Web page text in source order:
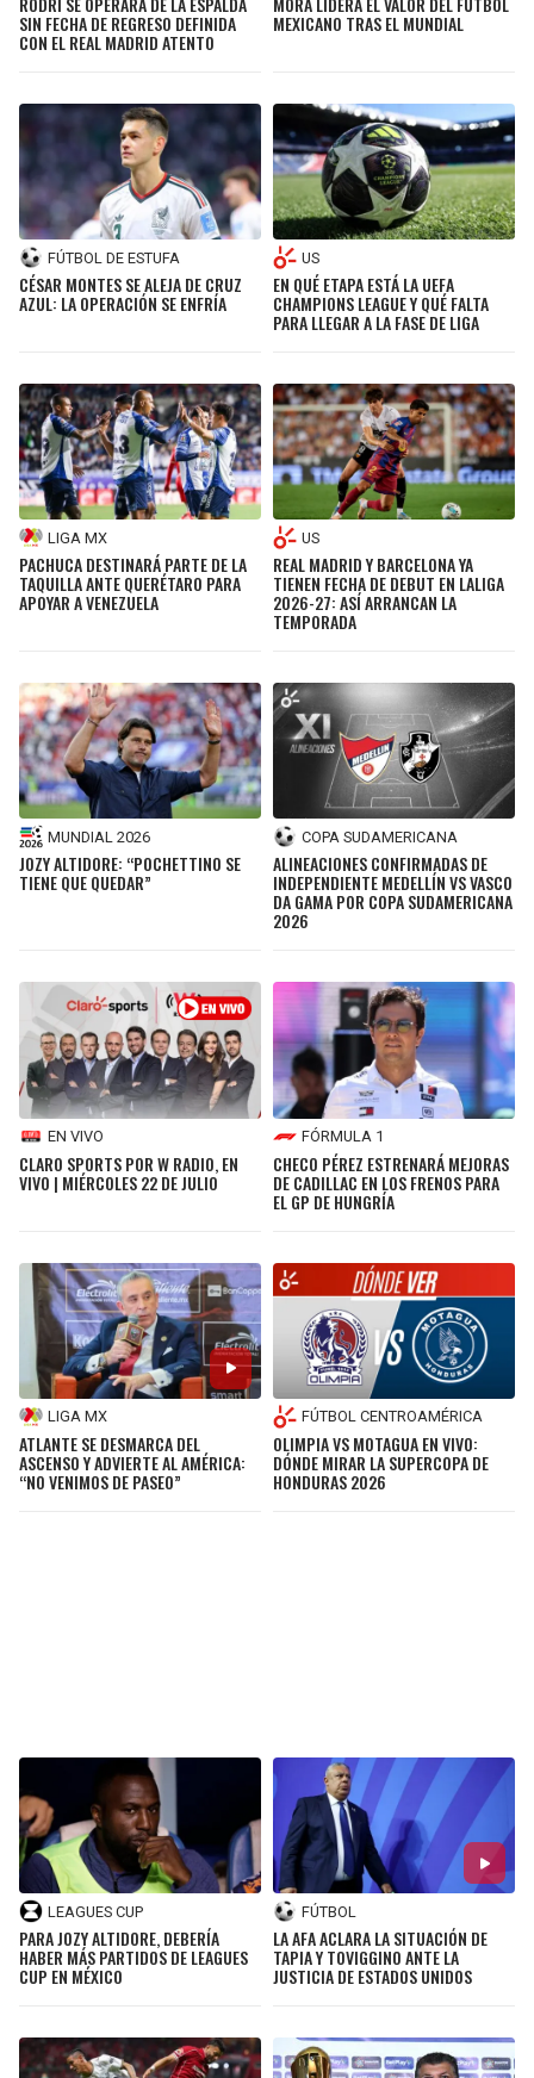
SIN FECHA DE REGRESO DEFINIDA
CON EL REAL MADRID ATENTO
MEXICANO TRAS EL MUNDIAL
FÚTBOL DE ESTUFA
CÉSAR MONTES SE ALEJA DE CRUZ
AZUL: LA OPERACIÓN SE ENFRÍA
US
EN QUÉ ETAPA ESTÁ LA UEFA
CHAMPIONS LEAGUE Y QUÉ FALTA
PARA LLEGAR A LA FASE DE LIGA
LIGA MX
PACHUCA DESTINARÁ PARTE DE LA
TAQUILLA ANTE QUERÉTARO PARA
APOYAR A VENEZUELA
US
REAL MADRID Y BARCELONA YA
TIENEN FECHA DE DEBUT EN LALIGA
2026-27: ASÍ ARRANCAN LA
TEMPORADA
MUNDIAL 2026
JOZY ALTIDORE: “POCHETTINO SE
TIENE QUE QUEDAR”
COPA SUDAMERICANA
ALINEACIONES CONFIRMADAS DE
INDEPENDIENTE MEDELLÍN VS VASCO
DA GAMA POR COPA SUDAMERICANA
2026
EN VIVO
CLARO SPORTS POR W RADIO, EN
VIVO | MIÉRCOLES 22 DE JULIO
FÓRMULA 1
CHECO PÉREZ ESTRENARÁ MEJORAS
DE CADILLAC EN LOS FRENOS PARA
EL GP DE HUNGRÍA
LIGA MX
ATLANTE SE DESMARCA DEL
ASCENSO Y ADVIERTE AL AMÉRICA:
“NO VENIMOS DE PASEO”
FÚTBOL CENTROAMÉRICA
OLIMPIA VS MOTAGUA EN VIVO:
DÓNDE MIRAR LA SUPERCOPA DE
HONDURAS 2026
LEAGUES CUP
PARA JOZY ALTIDORE, DEBERÍA
HABER MÁS PARTIDOS DE LEAGUES
CUP EN MÉXICO
FÚTBOL
LA AFA ACLARA LA SITUACIÓN DE
TAPIA Y TOVIGGINO ANTE LA
JUSTICIA DE ESTADOS UNIDOS